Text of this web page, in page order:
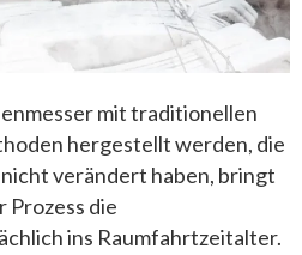
mit traditionellen
hergestellt werden, die
verändert haben, bringt
die
ins Raumfahrtzeitalter.